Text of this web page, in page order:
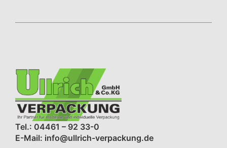
Tel.: 04461 – 92 33-0
E-Mail: info@ullrich-verpackung.de